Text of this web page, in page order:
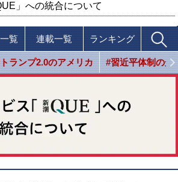
」への統合について
覧 連載一覧 ランキング
ランプ2.0のアメリカ #習近平体制の光